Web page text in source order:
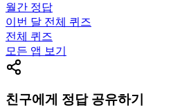
월간 정답
이번 달 전체 퀴즈
전체 퀴즈
모든 앱 보기
친구에게 정답 공유하기